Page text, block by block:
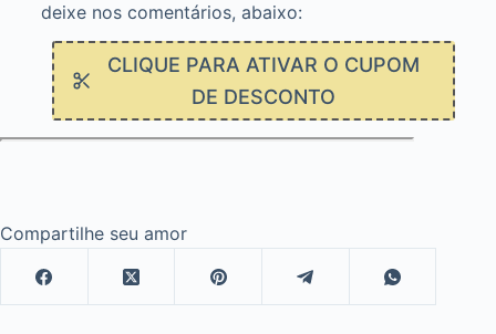
deixe nos comentários, abaixo:
CLIQUE PARA ATIVAR O CUPOM
DE DESCONTO
Compartilhe seu amor